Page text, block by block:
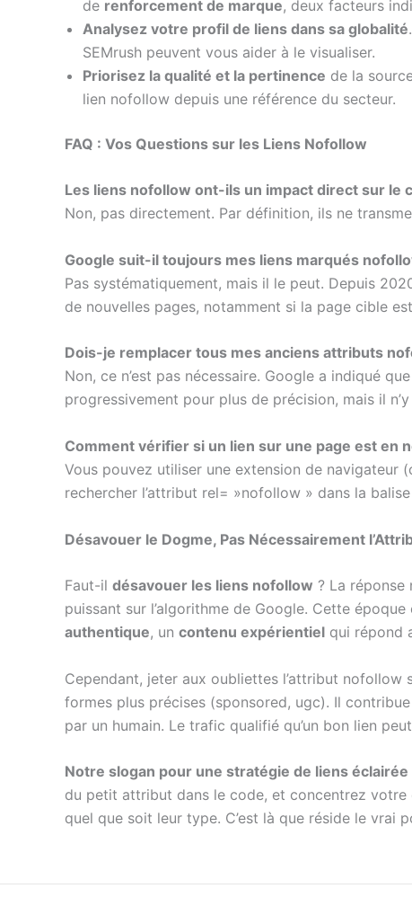
de renforcement de marque, deux facteurs
Analysez votre profil de liens dans sa globalité
SEMrush peuvent vous aider à le visualiser.
Priorisez la qualité et la pertinence de la
lien nofollow depuis une référence du secteur.
FAQ : Vos Questions sur les Liens Nofollow
Les liens nofollow ont-ils un impact direct sur le
Non, pas directement. Par définition, ils ne
Google suit-il toujours mes liens marqués
Pas systématiquement, mais il le peut. Depuis
de nouvelles pages, notamment si la page cible
Dois-je remplacer tous mes anciens attributs
Non, ce n’est pas nécessaire. Google a indiqué
progressivement pour plus de précision, mais il n’y
Comment vérifier si un lien sur une page est en
Vous pouvez utiliser une extension de navigateur
rechercher l’attribut rel= »nofollow » dans la
Désavouer le Dogme, Pas Nécessairement
Faut-il désavouer les liens nofollow ? La réponse
puissant sur l’algorithme de Google. Cette
authentique, un contenu expérientiel qui répond
Cependant, jeter aux oubliettes l’attribut nofollow
formes plus précises (sponsored, ugc). Il contribue
par un humain. Le trafic qualifié qu’un bon lien
Notre slogan pour une stratégie de liens éclairée
du petit attribut dans le code, et concentrez votre
quel que soit leur type. C’est là que réside le vrai